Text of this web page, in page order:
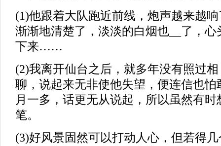
(1)他跟着大队跑近前线，炮声越来越
渐渐地清楚了，淡淡的白烟也__了，
下来……
(2)我离开仙台之后，就多年没有照过
聊，说起来无非使他失望，便连信也怕
月一多，话更无从说起，所以虽然有时
笔。
(3)好风景固然可以打动人心，但若得